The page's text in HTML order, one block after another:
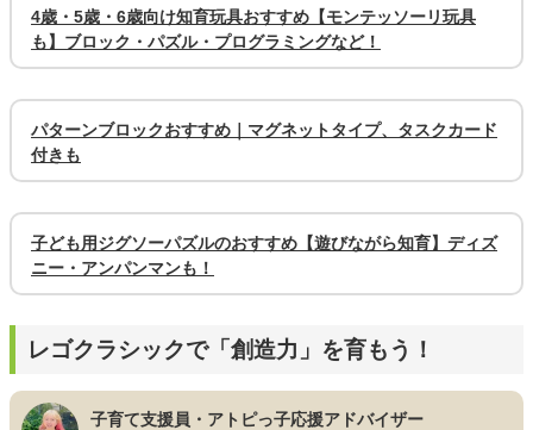
4歳・5歳・6歳向け知育玩具おすすめ【モンテッソーリ玩具
も】ブロック・パズル・プログラミングなど！
パターンブロックおすすめ｜マグネットタイプ、タスクカード
付きも
子ども用ジグソーパズルのおすすめ【遊びながら知育】ディズ
ニー・アンパンマンも！
レゴクラシックで「創造力」を育もう！
子育て支援員・アトピっ子応援アドバイザー